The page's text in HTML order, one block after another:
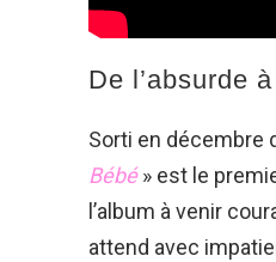
De l’absurde
Sorti en décembre
Bébé » est le
l’album à venir
attend avec